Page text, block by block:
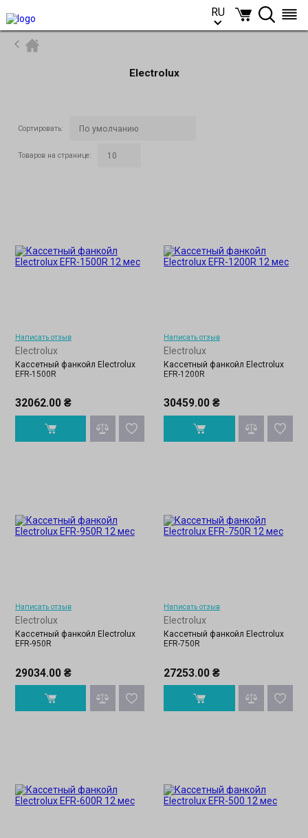
RU
Electrolux
Сортировать:
Товаров на странице:
Написать отзыв
Electrolux
Кассетный фанкойл Electrolux
EFR-1500R
32062.00 ₴
Написать отзыв
Electrolux
Кассетный фанкойл Electrolux
EFR-1200R
30459.00 ₴
Написать отзыв
Electrolux
Кассетный фанкойл Electrolux
EFR-950R
29034.00 ₴
Написать отзыв
Electrolux
Кассетный фанкойл Electrolux
EFR-750R
27253.00 ₴